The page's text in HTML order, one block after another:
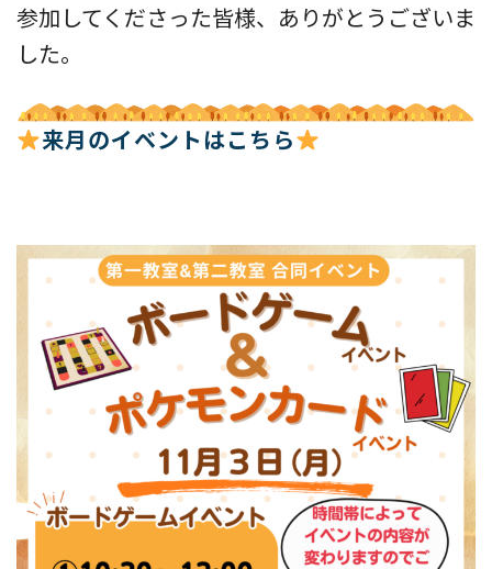
参加してくださった皆様、ありがとうございま
した。
来月のイベントはこちら